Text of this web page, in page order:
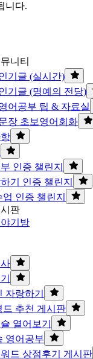
니다.
니티
기글 (실시간)
기글 (명예의 전당)
어공부 팁 & 자료실
장 초보영어회화
인증 챌린지
기 인증 챌린지
업 인증 챌린지
판
기방
자랑하기
드 추천 게시판
열어보기
영어공부
드 상점후기 게시판